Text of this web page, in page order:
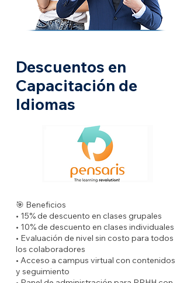
Descuentos en
Capacitación de
Idiomas
🎯 Beneficios
• 15% de descuento en clases grupales
• 10% de descuento en clases individuales
• Evaluación de nivel sin costo para todos
los colaboradores
• Acceso a campus virtual con contenidos
y seguimiento